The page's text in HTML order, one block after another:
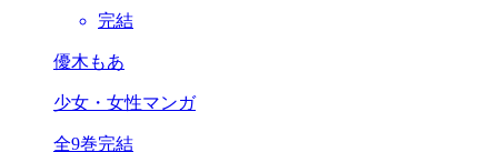
完結
優木もあ
少女・女性マンガ
全9巻完結